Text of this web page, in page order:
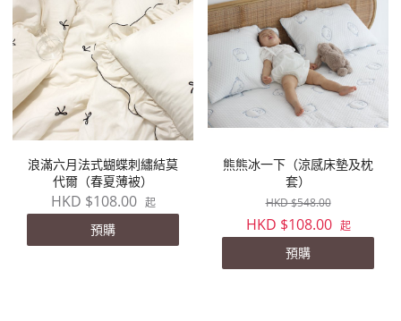
浪滿六月法式蝴蝶刺繡結莫
代爾（春夏薄被）
HKD $108.00 起
預購
熊熊冰一下（涼感床墊及枕
套）
HKD $548.00
HKD $108.00 起
預購